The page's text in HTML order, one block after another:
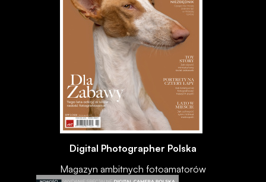
Digital Photographer Polska
Magazyn ambitnych fotoamatorów